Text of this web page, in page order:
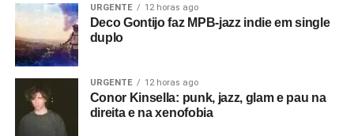
URGENTE 12 horas ago
Deco Gontijo faz MPB-jazz indie em single
duplo
URGENTE 12 horas ago
Conor Kinsella: punk, jazz, glam e pau na
direita e na xenofobia